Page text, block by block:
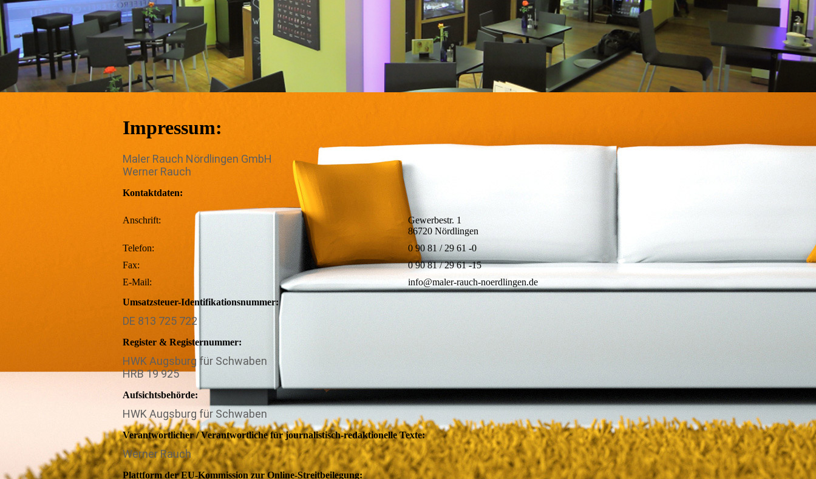
Impressum:
Maler Rauch Nördlingen GmbH
Werner Rauch
Kontaktdaten:
Anschrift:
Gewerbestr. 1
86720 Nördlingen
Telefon:
0 90 81 / 29 61 -0
Fax:
0 90 81 / 29 61 -15
E-Mail:
info@maler-rauch-noerdlingen.de
Umsatzsteuer-Identifikationsnummer:
DE 813 725 722
Register & Registernummer:
HWK Augsburg für Schwaben
HRB 19 925
Aufsichtsbehörde:
HWK Augsburg für Schwaben
Verantwortlicher / Verantwortliche für journalistisch-redaktionelle Texte:
Werner Rauch
Plattform der EU-Kommission zur Online-Streitbeilegung: